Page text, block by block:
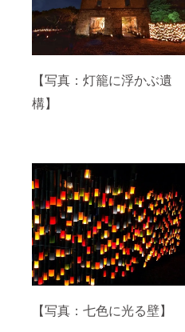
【写真：灯籠に浮かぶ遺
構】
【写真：七色に光る壁】